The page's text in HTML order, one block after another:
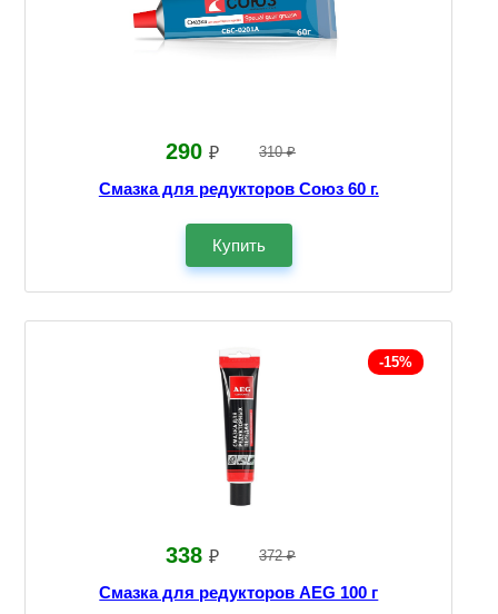
290 ₽ 310 ₽
Смазка для редукторов Союз 60 г.
Купить
-15%
338 ₽ 372 ₽
Смазка для редукторов AEG 100 г